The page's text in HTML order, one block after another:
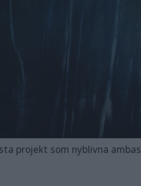
för Fujifilm, var att fotografera mode för magasinet Vogue